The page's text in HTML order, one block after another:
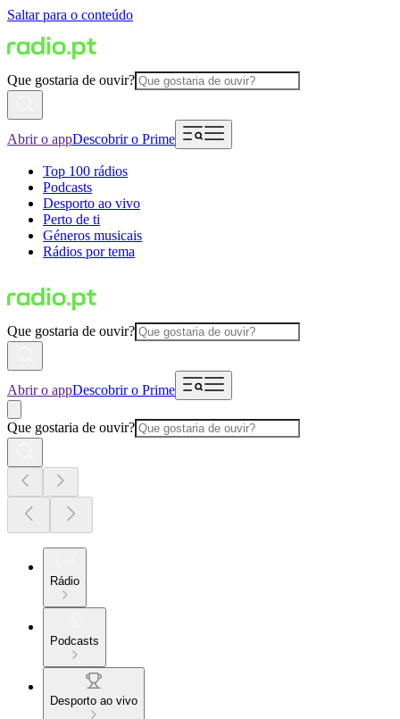
Saltar para o conteúdo
Que gostaria de ouvir?
Abrir o appDescobrir o Prime
Top 100 rádios
Podcasts
Desporto ao vivo
Perto de ti
Géneros musicais
Rádios por tema
Que gostaria de ouvir?
Abrir o appDescobrir o Prime
Que gostaria de ouvir?
Rádio
Podcasts
Desporto ao vivo